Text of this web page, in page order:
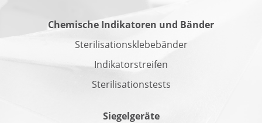
Chemische Indikatoren und Bänder
Sterilisationsklebebänder
Indikatorstreifen
Sterilisationstests
Siegelgeräte